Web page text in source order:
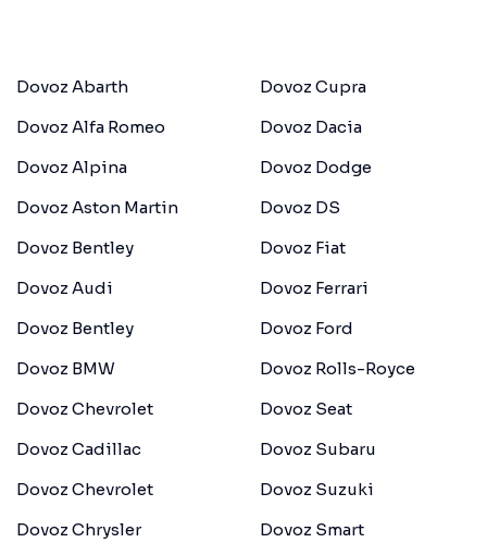
Dovoz Abarth
Dovoz Alfa Romeo
Dovoz Alpina
Dovoz Aston Martin
Dovoz Bentley
Dovoz Audi
Dovoz Bentley
Dovoz BMW
Dovoz Chevrolet
Dovoz Cadillac
Dovoz Chevrolet
Dovoz Chrysler
Dovoz Cupra
Dovoz Dacia
Dovoz Dodge
Dovoz DS
Dovoz Fiat
Dovoz Ferrari
Dovoz Ford
Dovoz Rolls-Royce
Dovoz Seat
Dovoz Subaru
Dovoz Suzuki
Dovoz Smart